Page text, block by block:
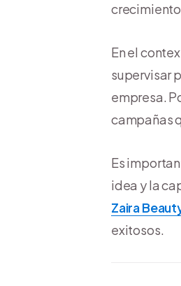
En el
supervisar
empresa.
campañas
Es
idea y la
Zaira
exitosos.